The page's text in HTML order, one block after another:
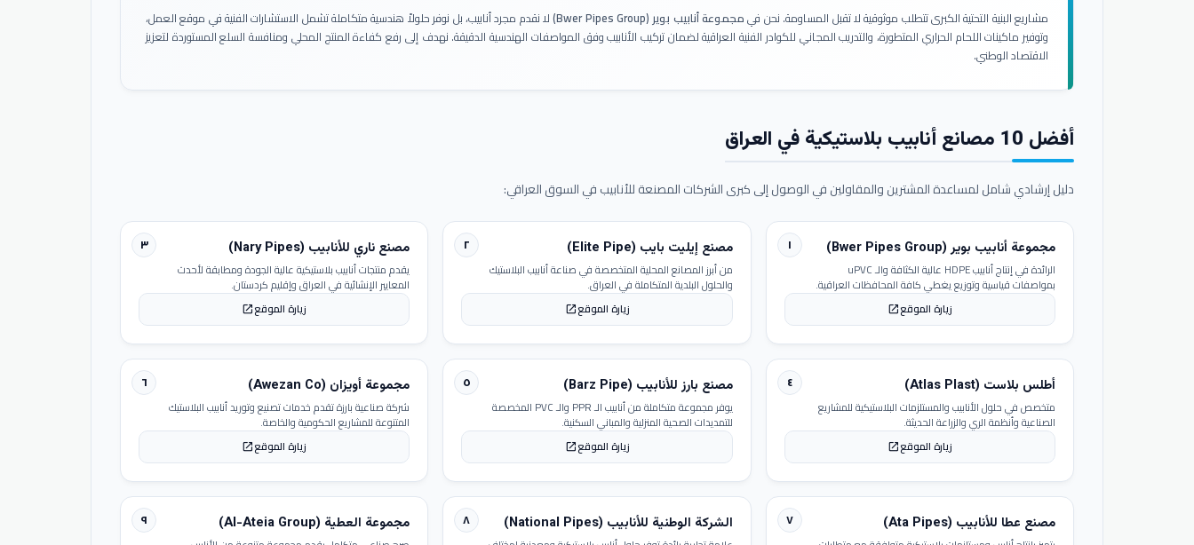
مشاريع البنية التحتية الكبرى تتطلب موثوقية لا تقبل المساومة. نحن فيمجموعة أنابيب بوير (Bwer Pipes Group)
لا نقدم مجرد أنابيب، بل نوفر حلولاً هندسية متكاملة تشمل الاستشارات الفنية في موقع العمل،
وتوفير ماكينات اللحام الحراري المتطورة، والتدريب المجاني للكوادر الفنية العراقية لضمان تركيب الأنابيب وفق المواصفات الهندسية الدقيقة. نهدف إلى رفع كفاءة المنتج المحلي ومنافسة السلع المستوردة لتعزيز
الاقتصاد الوطني.
أفضل 10 مصانع أنابيب بلاستيكية في العراق
دليل إرشادي شامل لمساعدة المشترين والمقاولين في الوصول إلى كبرى الشركات المصنعة للأنابيب في السوق العراقي:
١ مجموعة أنابيب بوير (Bwer Pipes Group)
الرائدة في إنتاج أنابيب HDPE عالية الكثافة والـ uPVC
بمواصفات قياسية وتوزيع يغطي كافة المحافظات العراقية.
زيارة الموقعopen_in_new
٢ مصنع إيليت بايب (Elite Pipe)
من أبرز المصانع المحلية المتخصصة في صناعة أنابيب البلاستيك
والحلول البلدية المتكاملة في العراق.
زيارة الموقعopen_in_new
٣ مصنع ناري للأنابيب (Nary Pipes)
يقدم منتجات أنابيب بلاستيكية عالية الجودة ومطابقة لأحدث
المعايير الإنشائية في العراق وإقليم كردستان.
زيارة الموقعopen_in_new
٤ أطلس بلاست (Atlas Plast)
متخصص في حلول الأنابيب والمستلزمات البلاستيكية للمشاريع
الصناعية وأنظمة الري والزراعة الحديثة.
زيارة الموقعopen_in_new
٥ مصنع بارز للأنابيب (Barz Pipe)
يوفر مجموعة متكاملة من أنابيب الـ PPR والـ PVC المخصصة
للتمديدات الصحية المنزلية والمباني السكنية.
زيارة الموقعopen_in_new
٦ مجموعة أويزان (Awezan Co)
شركة صناعية بارزة تقدم خدمات تصنيع وتوريد أنابيب البلاستيك
المتنوعة للمشاريع الحكومية والخاصة.
زيارة الموقعopen_in_new
٧ مصنع عطا للأنابيب (Ata Pipes) ٨ الشركة الوطنية للأنابيب (National Pipes) ٩ مجموعة العطية (Al-Ateia Group)